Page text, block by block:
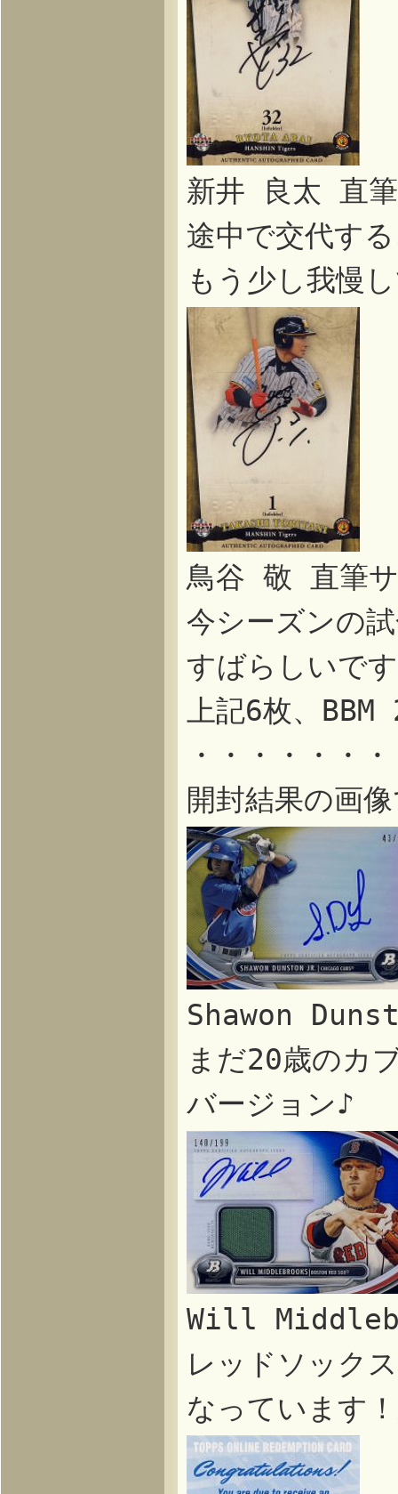
新井 良太 直
途中で交代す
もう少し我慢
鳥谷 敬 直筆
今シーズンの
すばらしいで
上記6枚、
・・・・・・
開封結果の画
Shawon
まだ20歳のカ
バージョン♪
Will
レッドソック
なっています